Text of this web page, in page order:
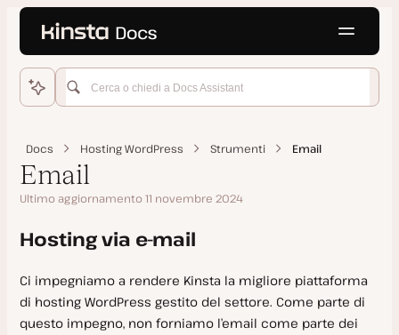
Home
Come iniziare
Caratteristiche
Infrastruttura
Checklist per il “Go Live”
Installazione manuale
Trasferire gli Ambienti
Modalità di manutenzione di WordPress
Domande frequenti su temi e plugin
Plugin Must Use (MU)
SSH
Docs Hosting WordPress Strumenti Email
Email
Ultimo aggiornamento 11 novembre 2024
Hosting via e-mail
Ci impegniamo a rendere Kinsta la migliore piattaforma
di hosting WordPress gestito del settore. Come parte di
questo impegno, non forniamo l’email come parte dei
Language